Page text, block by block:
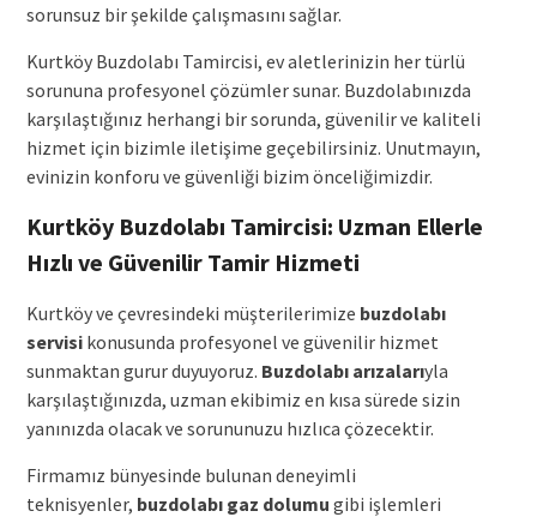
sorunsuz bir şekilde çalışmasını sağlar.
Kurtköy Buzdolabı Tamircisi, ev aletlerinizin her türlü
sorununa profesyonel çözümler sunar. Buzdolabınızda
karşılaştığınız herhangi bir sorunda, güvenilir ve kaliteli
hizmet için bizimle iletişime geçebilirsiniz. Unutmayın,
evinizin konforu ve güvenliği bizim önceliğimizdir.
Kurtköy Buzdolabı Tamircisi: Uzman Ellerle
Hızlı ve Güvenilir Tamir Hizmeti
Kurtköy ve çevresindeki müşterilerimize buzdolabı
servisikonusunda profesyonel ve güvenilir hizmet
sunmaktan gurur duyuyoruz. Buzdolabı arızalarıyla
karşılaştığınızda, uzman ekibimiz en kısa sürede sizin
yanınızda olacak ve sorununuzu hızlıca çözecektir.
Firmamız bünyesinde bulunan deneyimli
teknisyenler, buzdolabı gaz dolumu gibi işlemleri